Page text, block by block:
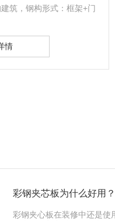
筑，钢构形式：框架+门
情
彩钢夹芯板为什么好用？
彩钢夹心板在装修中还是使